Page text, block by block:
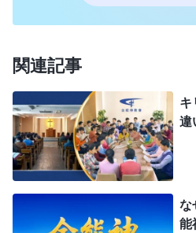
の日のキリストの直接的語
真理のすべてである。これ
表現し、神が何を持ってい
表現するものである。人が
われるための唯一の道であ
は人の行動や行為の最大の
とってこれ以上の格言はな
関連記事
キ
違
な
能